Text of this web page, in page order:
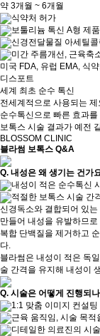
약 3개월 ~ 6개월
식약처 허가
보툴리늄 톡신 A형 제품
신경전달물질 아세틸콜
미간 주름개선, 근육축
미국 FDA, 유럽 EMA, 식
디스포트
세계 최초 순수 톡신
전세계적으로 사용되는
순수톡신으로 빠른 효과
보톡스 시술 결과가 예전
BLOSSOM CLINIC
블라썸 보톡스 Q&A
Q. 내성은 왜 생기는 건가
내성이 적은 순수톡신
적절한 보톡스 시술 간
신경독소와 결합되어 있
만들어 내성을 유발하므로
복합 단백질을 제거하고
다.
블라썸은 내성이 적은 독
술 간격을 유지해 내성이
Q. 시술은 어떻게 진행되
1:1 맞춤 이미지 컨설팅
근육 움직임, 시술 목
디테일한 의료진의 시